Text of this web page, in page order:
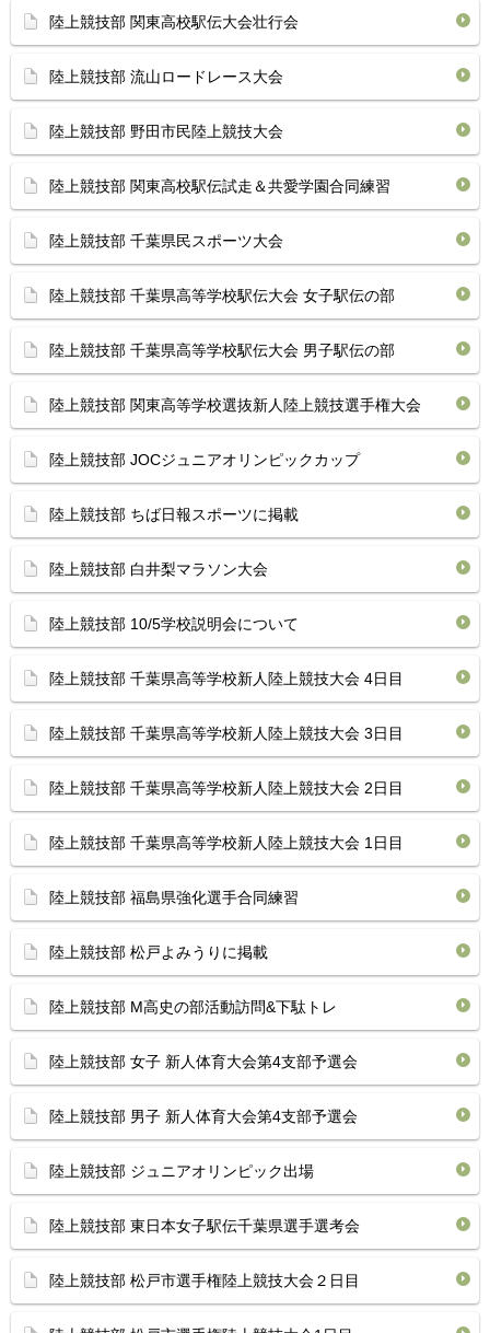
陸上競技部 関東高校駅伝大会壮行会
陸上競技部 流山ロードレース大会
陸上競技部 野田市民陸上競技大会
陸上競技部 関東高校駅伝試走＆共愛学園合同練習
陸上競技部 千葉県民スポーツ大会
陸上競技部 千葉県高等学校駅伝大会 女子駅伝の部
陸上競技部 千葉県高等学校駅伝大会 男子駅伝の部
陸上競技部 関東高等学校選抜新人陸上競技選手権大会
陸上競技部 JOCジュニアオリンピックカップ
陸上競技部 ちば日報スポーツに掲載
陸上競技部 白井梨マラソン大会
陸上競技部 10/5学校説明会について
陸上競技部 千葉県高等学校新人陸上競技大会 4日目
陸上競技部 千葉県高等学校新人陸上競技大会 3日目
陸上競技部 千葉県高等学校新人陸上競技大会 2日目
陸上競技部 千葉県高等学校新人陸上競技大会 1日目
陸上競技部 福島県強化選手合同練習
陸上競技部 松戸よみうりに掲載
陸上競技部 M高史の部活動訪問&下駄トレ
陸上競技部 女子 新人体育大会第4支部予選会
陸上競技部 男子 新人体育大会第4支部予選会
陸上競技部 ジュニアオリンピック出場
陸上競技部 東日本女子駅伝千葉県選手選考会
陸上競技部 松戸市選手権陸上競技大会２日目